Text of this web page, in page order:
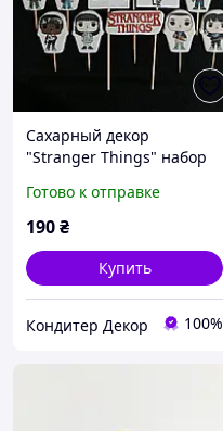
Сахарный декор
"Stranger Things" набор
кондитерский ТМ
Кондекортех
Готово к отправке
190₴
Купить
Кондитер Декор 100%